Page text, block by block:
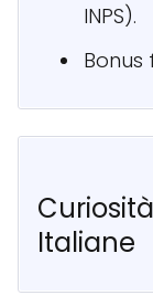
INPS).
Bonus
Italiane